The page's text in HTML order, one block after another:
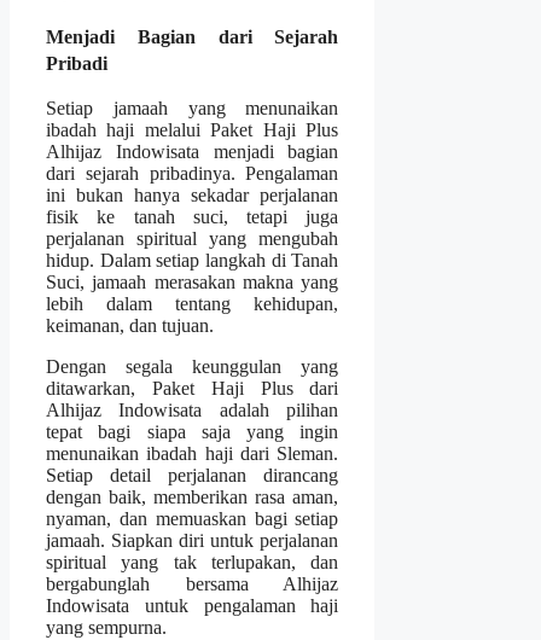
Menjadi Bagian dari Sejarah
Pribadi
Setiap jamaah yang menunaikan
ibadah haji melalui Paket Haji Plus
Alhijaz Indowisata menjadi bagian
dari sejarah pribadinya. Pengalaman
ini bukan hanya sekadar perjalanan
fisik ke tanah suci, tetapi juga
perjalanan spiritual yang mengubah
hidup. Dalam setiap langkah di Tanah
Suci, jamaah merasakan makna yang
lebih dalam tentang kehidupan,
keimanan, dan tujuan.
Dengan segala keunggulan yang
ditawarkan, Paket Haji Plus dari
Alhijaz Indowisata adalah pilihan
tepat bagi siapa saja yang ingin
menunaikan ibadah haji dari Sleman.
Setiap detail perjalanan dirancang
dengan baik, memberikan rasa aman,
nyaman, dan memuaskan bagi setiap
jamaah. Siapkan diri untuk perjalanan
spiritual yang tak terlupakan, dan
bergabunglah bersama Alhijaz
Indowisata untuk pengalaman haji
yang sempurna.